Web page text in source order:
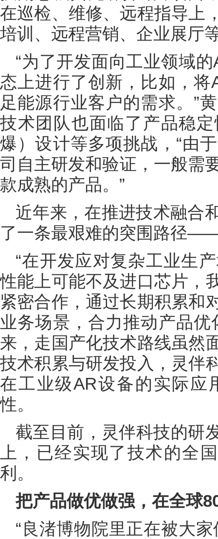
在巡检、维修、远程指导上
培训、远程营销、企业展厅
“为了开发面向工业领域
态上进行了创新，比如，
足能源行业客户的需求。”
技术团队也面临了产品稳
爆）设计等多项挑战，“由
司自主研发和验证，一般需
款成熟的产品。”
近年来，在推进技术融合
了一条最艰难的突围路径
“在开发应对复杂工业生
性能上可能不及进口芯片，
紧密合作，通过长期积累和
业务场景，合力推动产品
来，走国产化技术路线虽然
技术积累与研发投入，灵伴
在工业级AR设备的实际应
性。
截至目前，灵伴科技的研
上，已经实现了技术的全
利。
把产品做优做强，在全球
“良渚博物院里正在被大